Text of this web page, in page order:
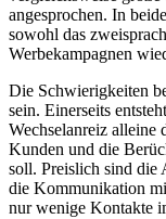
angesprochen. In
sowohl das
Werbekampagnen
Die Schwierigkeiten
sein. Einerseits
Wechselanreiz alleine
Kunden und die
soll. Preislich sind die
die Kommunikation
nur wenige Kontakte